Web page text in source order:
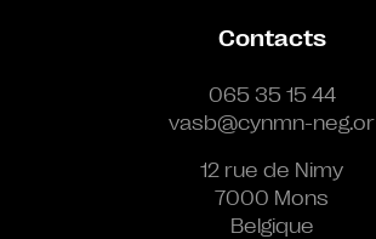
Contacts
065 35 15 44
vasb@cynmn-neg.or
12 rue de Nimy
7000 Mons
Belgique